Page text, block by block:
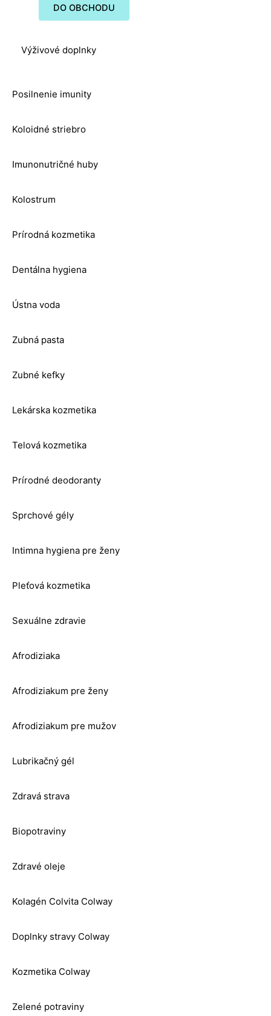
Výživové doplnky
Posilnenie imunity
Koloidné striebro
Imunonutričné huby
Kolostrum
Prírodná kozmetika
Dentálna hygiena
Ústna voda
Zubná pasta
Zubné kefky
Lekárska kozmetika
Telová kozmetika
Prírodné deodoranty
Sprchové gély
Intimna hygiena pre ženy
Pleťová kozmetika
Sexuálne zdravie
Afrodiziaka
Afrodiziakum pre ženy
Afrodiziakum pre mužov
Lubrikačný gél
Zdravá strava
Biopotraviny
Zdravé oleje
Kolagén Colvita Colway
Doplnky stravy Colway
Kozmetika Colway
Zelené potraviny
DO OBCHODU